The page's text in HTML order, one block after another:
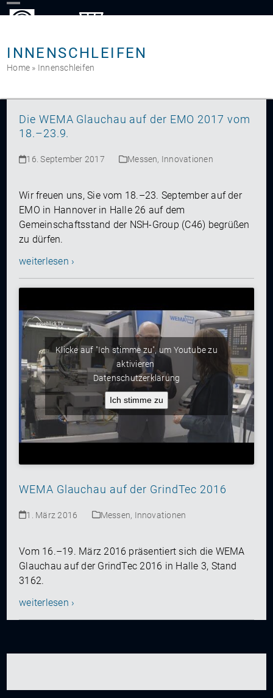
Skip
INNENSCHLEIFEN
Home » Innenschleifen
Die WEMA Glauchau auf der EMO 2017 vom
18.–23.9.
16. September 2017 Messen, Innovationen
Wir freuen uns, Sie vom 18.–23. September auf der
EMO in Hannover in Halle 26 auf dem
Gemeinschaftsstand der NSH-Group (C46) begrüßen
zu dürfen.
weiterlesen ›
Klicke auf "Ich stimme zu", um Youtube zu
aktivieren
Datenschutzerklärung
Ich stimme zu
WEMA Glauchau auf der GrindTec 2016
1. März 2016 Messen, Innovationen
Vom 16.–19. März 2016 präsentiert sich die WEMA
Glauchau auf der GrindTec 2016 in Halle 3, Stand
3162.
weiterlesen ›